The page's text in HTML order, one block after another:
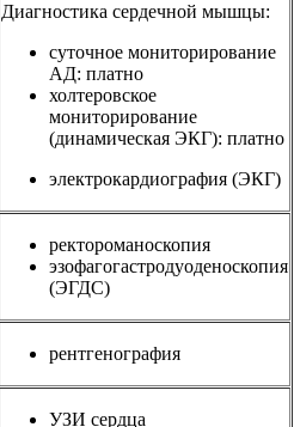
Диагностика сердечной мышцы:
суточное мониторирование
АД: платно
холтеровское
мониторирование
(динамическая ЭКГ): платно
электрокардиография (ЭКГ)
ректороманоскопия
эзофагогастродуоденоскопия
(ЭГДС)
рентгенография
УЗИ сердца